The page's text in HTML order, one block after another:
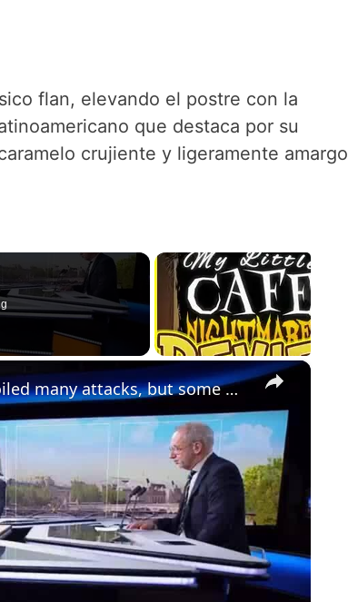
flan, elevando el postre con la
que destaca por su
crujiente y ligeramente amargo
×
The Jihadist threat in France: Police have foiled many attacks, but some make it through